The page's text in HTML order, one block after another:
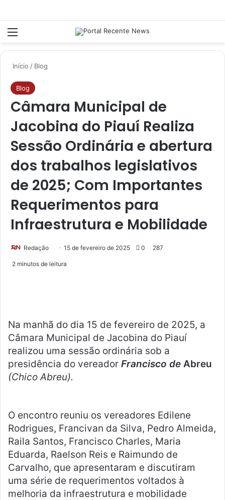
Início / Blog
Blog
Câmara Municipal de
Jacobina do Piauí Realiza
Sessão Ordinária e abertura
dos trabalhos legislativos
de 2025; Com Importantes
Requerimentos para
Infraestrutura e Mobilidade
Redação
m
e
m
a
i
15 de fevereiro de 2025 0 287
2 minutos de leitura
Na manhã do dia 15 de fevereiro de 2025, a
Câmara Municipal de Jacobina do Piauí
realizou uma sessão ordinária sob a
presidência do vereador Francisco de Abreu
(Chico Abreu).
O encontro reuniu os vereadores Edilene
Rodrigues, Francivan da Silva, Pedro Almeida,
Raila Santos, Francisco Charles, Maria
Eduarda, Raelson Reis e Raimundo de
Carvalho, que apresentaram e discutiram
uma série de requerimentos voltados à
melhoria da infraestrutura e mobilidade